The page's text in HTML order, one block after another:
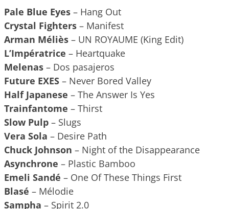
Pale Blue Eyes – Hang Out
Crystal Fighters – Manifest
Arman Méliès – UN ROYAUME (King Edit)
L’Impératrice – Heartquake
Melenas – Dos pasajeros
Future EXES – Never Bored Valley
Half Japanese – The Answer Is Yes
Trainfantome – Thirst
Slow Pulp – Slugs
Vera Sola – Desire Path
Chuck Johnson – Night of the Disappearance
Asynchrone – Plastic Bamboo
Emeli Sandé – One Of These Things First
Blasé – Mélodie
Sampha – Spirit 2.0